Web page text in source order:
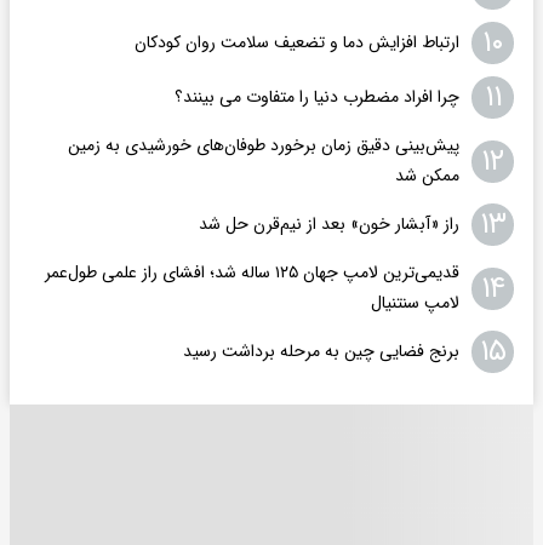
۱۰ ارتباط افزایش دما و تضعیف سلامت روان کودکان
۱۱ چرا افراد مضطرب دنیا را متفاوت می بینند؟
۱۲
پیش‌بینی دقیق زمان برخورد طوفان‌های خورشیدی به زمین
ممکن شد
۱۳ راز «آبشار خون» بعد از نیم‌قرن حل شد
۱۴
قدیمی‌ترین لامپ جهان ۱۲۵ ساله شد؛ افشای راز علمی طول‌عمر
لامپ سنتنیال
۱۵ برنج فضایی چین به مرحله برداشت رسید